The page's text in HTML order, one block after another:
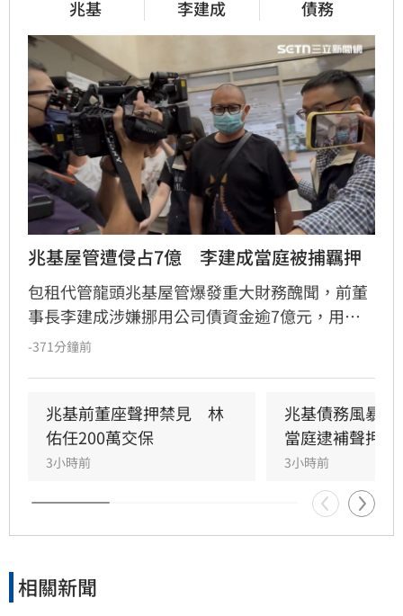
兆基 李建成 債務
兆基屋管遭侵占7億　李建成當庭被捕羈押
包租代管龍頭兆基屋管爆發重大財務醜聞，前董
事長李建成涉嫌挪用公司債資金逾7億元，用於
個人私用及支付前妻生活費，遭檢方依背信、侵
-371分鐘前
兆基前董座聲押禁見　林
佑任200萬交保
3小時前
兆基債務風暴
當庭逮補聲押禁
3小時前
相關新聞